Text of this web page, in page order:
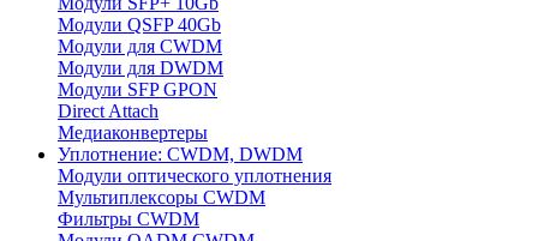
Модули QSFP 40Gb
Модули для CWDM
Модули для DWDM
Модули SFP GPON
Direct Attach
Медиаконвертеры
Уплотнение: CWDM, DWDM
Модули оптического уплотнения
Мультиплексоры CWDM
Фильтры CWDM